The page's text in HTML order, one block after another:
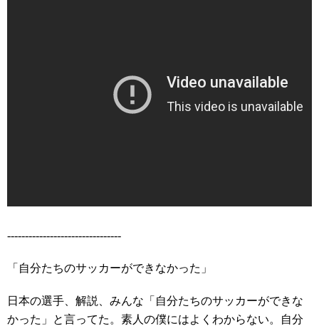
--------------------------------
「自分たちのサッカーができなかった」
日本の選手、解説、みんな「自分たちのサッカーができな
かった」と言ってた。素人の僕にはよくわからない。自分